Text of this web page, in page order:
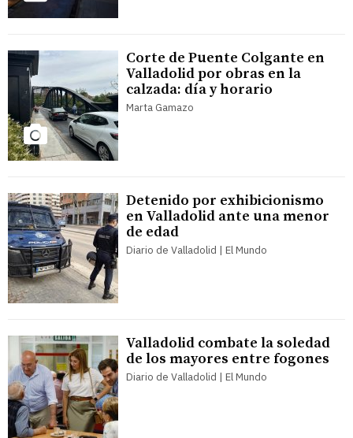
Corte de Puente Colgante en
Valladolid por obras en la
calzada: día y horario
Marta Gamazo
Detenido por exhibicionismo
en Valladolid ante una menor
de edad
Diario de Valladolid | El Mundo
Valladolid combate la soledad
de los mayores entre fogones
Diario de Valladolid | El Mundo